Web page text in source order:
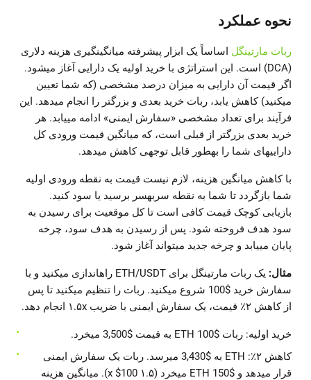
نحوه عملکرد
ربات مارتینگل اساساً یک ابزار پیشرفته میانگینگیری هزینه دلاری
(DCA) است. این استراتژی با خرید اولیه یک دارایی آغاز میشود.
اگر قیمت آن دارایی به میزان درصد مشخصی (که شما تعیین
میکنید) کاهش یابد، ربات خرید بعدی و بزرگتر را انجام میدهد. این
فرآیند برای تعداد مشخصی «سفارش ایمنی» ادامه مییابد. هر
خرید بعدی بزرگتر از قبلی است، که میانگین قیمت ورودی کل
داراییهای شما را بهطور قابل توجهی کاهش میدهد.
با کاهش میانگین هزینه، لازم نیست قیمت به نقطه ورودی اولیه
شما بازگردد تا شما به نقطه سربهسر برسید یا سود کنید.
بازیابی کوچک قیمت کافی است تا کل موقعیت برای رسیدن به
سود هدف فروخته شود. پس از رسیدن به هدف سود، چرخه
پایان مییابد و چرخه جدید میتواند آغاز شود.
مثال:
یک ربات مارتینگل برای ETH/USDT راهاندازی میکنید و با
سفارش خرید $100 شروع میکنید. ربات را تنظیم میکنید تا پس
از کاهش ۲٪ قیمت، یک سفارش ایمنی با ضریب ۱.۵x انجام دهد.
خرید اولیه: ربات $100 ETH به قیمت $3,500 میخرد.
کاهش ۲٪: ETH به $3,430 میرسد. ربات یک سفارش ایمنی
قرار میدهد و $150 ETH میخرد (۱.۵ x $100). میانگین هزینه